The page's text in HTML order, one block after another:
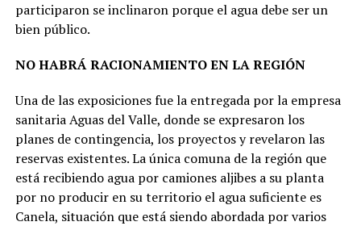
participaron se inclinaron porque el agua debe ser un
bien público.
NO HABRÁ RACIONAMIENTO EN LA REGIÓN
Una de las exposiciones fue la entregada por la empresa
sanitaria Aguas del Valle, donde se expresaron los
planes de contingencia, los proyectos y revelaron las
reservas existentes. La única comuna de la región que
está recibiendo agua por camiones aljibes a su planta
por no producir en su territorio el agua suficiente es
Canela, situación que está siendo abordada por varios